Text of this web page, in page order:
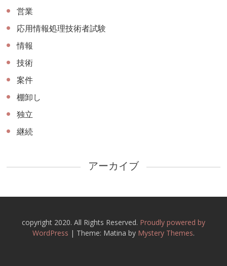
営業
応用情報処理技術者試験
情報
技術
案件
棚卸し
独立
継続
アーカイブ
copyright 2020. All Rights Reserved. Proudly powered by
WordPress | Theme: Matina by Mystery Themes.